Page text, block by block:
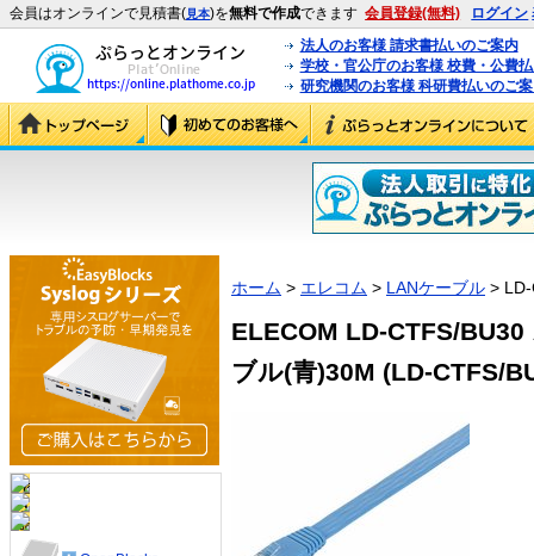
会員はオンラインで見積書(見本)を無料で作成できます 会員登録(無料) ログイン
法人のお客様 請求書払いのご案内
学校・官公庁のお客様 校費・公費
研究機関のお客様 科研費払いのご
ホーム > エレコム > LANケーブル >
ELECOM LD-CTFS/
ブル(青)30M (LD-CTFS/